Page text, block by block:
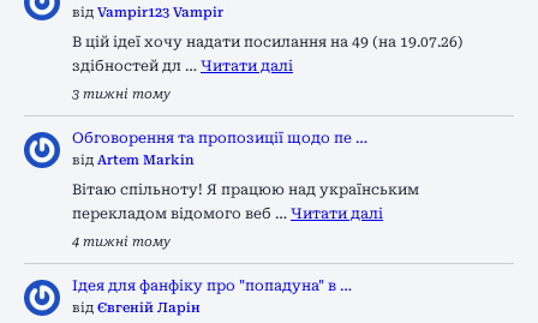
від Vampir123 Vampir
В цій ідеї хочу надати посилання на 49 (на 19.07.26)
здібностей дл … Читати далі
3 тижні тому
Обговорення та пропозиції щодо пе …
від Artem Markin
Вітаю спільноту! Я працюю над українським
перекладом відомого веб … Читати далі
4 тижні тому
Ідея для фанфіку про "попадуна" в …
від Євгеній Ларін